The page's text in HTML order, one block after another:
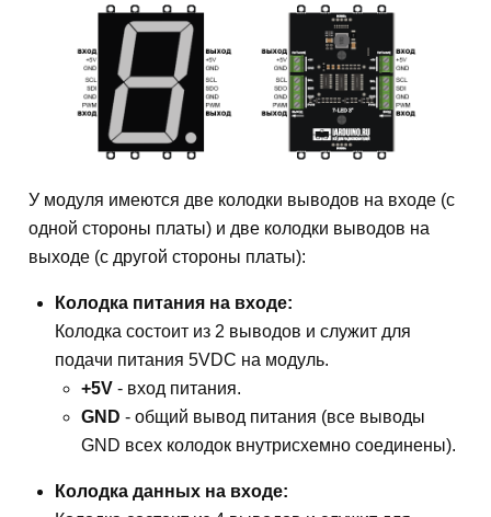
У модуля имеются две колодки выводов на входе (с
одной стороны платы) и две колодки выводов на
выходе (с другой стороны платы):
Колодка питания на входе:
Колодка состоит из 2 выводов и служит для
подачи питания 5VDC на модуль.
+5V - вход питания.
GND - общий вывод питания (все выводы
GND всех колодок внутрисхемно соединены).
Колодка данных на входе: